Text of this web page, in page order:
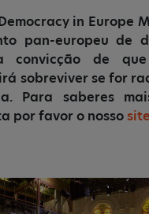
in Europe
pan-europeu de
convicção de
sobreviver se for
Para saberes
por favor o nosso